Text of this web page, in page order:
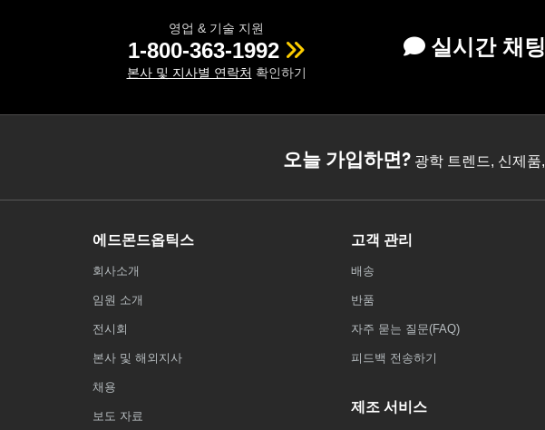
영업 & 기술 지원
1-800-363-1992
본사 및 지사별 연락처 확인하기
실시간 채팅
오늘 가입하면?광학 트렌드, 신제품
에드몬드옵틱스
회사소개
임원 소개
전시회
본사 및 해외지사
채용
보도 자료
고객 관리
배송
반품
자주 묻는 질문(FAQ)
피드백 전송하기
제조 서비스